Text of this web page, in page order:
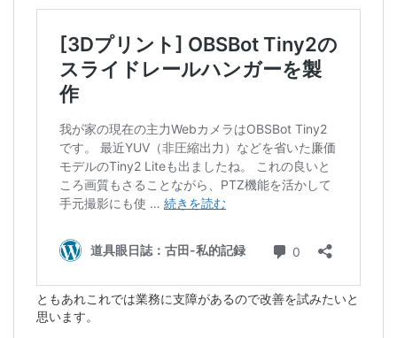
ともあれこれでは業務に支障があるので改善を試みたいと
思います。